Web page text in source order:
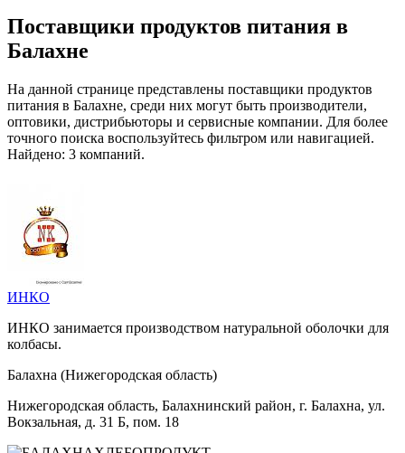
Поставщики продуктов питания в
Балахне
На данной странице представлены поставщики продуктов
питания в Балахне, среди них могут быть производители,
оптовики, дистрибьюторы и сервисные компании. Для более
точного поиска воспользуйтесь фильтром или навигацией.
Найдено: 3 компаний.
ИНКО
ИНКО занимается производством натуральной оболочки для
колбасы.
Балахна (Нижегородская область)
Нижегородская область, Балахнинский район, г. Балахна, ул.
Вокзальная, д. 31 Б, пом. 18